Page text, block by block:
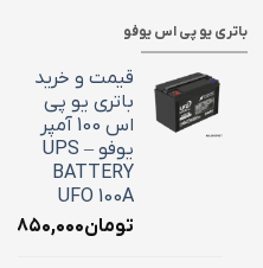
باتری یو پی اس یوفو
قیمت و خرید
باتری یو پی
اس 100 آمپر
یوفو – UPS
BATTERY
UFO 100A
تومان